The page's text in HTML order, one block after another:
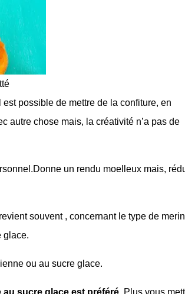
possible de mettre de la confiture, en
autre chose mais, la créativité n’a pas de
un rendu moelleux mais,
souvent , concernant le type de
glace.
ou au sucre glace.